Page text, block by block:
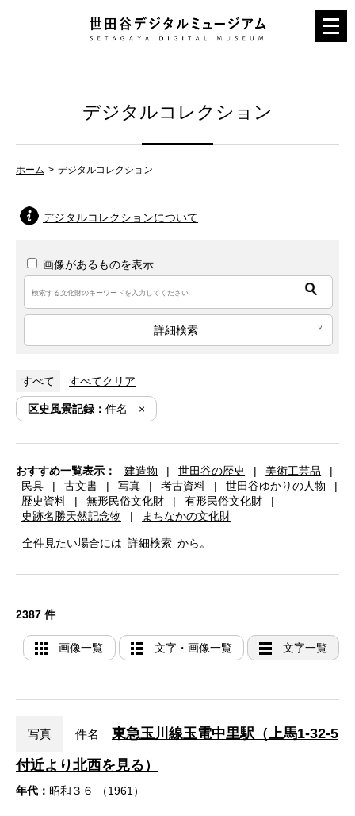
メ
ニ
デジタルコレクション
ホーム デジタルコレクション
デジタルコレクションについて
画像があるものを表示
詳細検索
すべて すべてクリア
区史風景記録：件名
おすすめ一覧表示： 建造物 | 世田谷の歴史 | 美術工芸品
|
民具
| 古文書 | 写真 | 考古資料 | 世田谷ゆかりの人物
|
歴史資料
| 無形民俗文化財 | 有形民俗文化財
|
史跡名勝天然記念物
| まちなかの文化財
全件見たい場合には 詳細検索 から。
2387 件
画像一覧 文字・画像一覧 文字一覧
写真 件名
東急玉川線玉電中里駅（上馬1-32-5
付近より北西を見る）
年代： 昭和３６ （1961）